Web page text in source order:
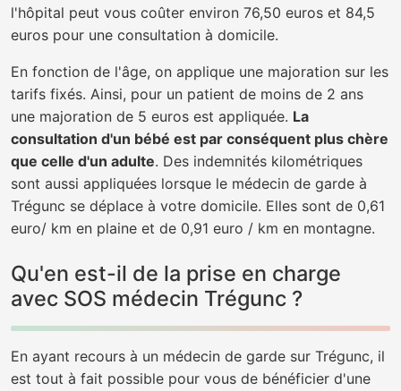
l'hôpital peut vous coûter environ 76,50 euros et 84,5
euros pour une consultation à domicile.
En fonction de l'âge, on applique une majoration sur les
tarifs fixés. Ainsi, pour un patient de moins de 2 ans
une majoration de 5 euros est appliquée. La
consultation d'un bébé est par conséquent plus chère
que celle d'un adulte. Des indemnités kilométriques
sont aussi appliquées lorsque le médecin de garde à
Trégunc se déplace à votre domicile. Elles sont de 0,61
euro/ km en plaine et de 0,91 euro / km en montagne.
Qu'en est-il de la prise en charge
avec SOS médecin Trégunc ?
En ayant recours à un médecin de garde sur Trégunc, il
est tout à fait possible pour vous de bénéficier d'une